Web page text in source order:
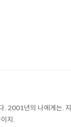
. 2001년의 나에게는. 지
지.